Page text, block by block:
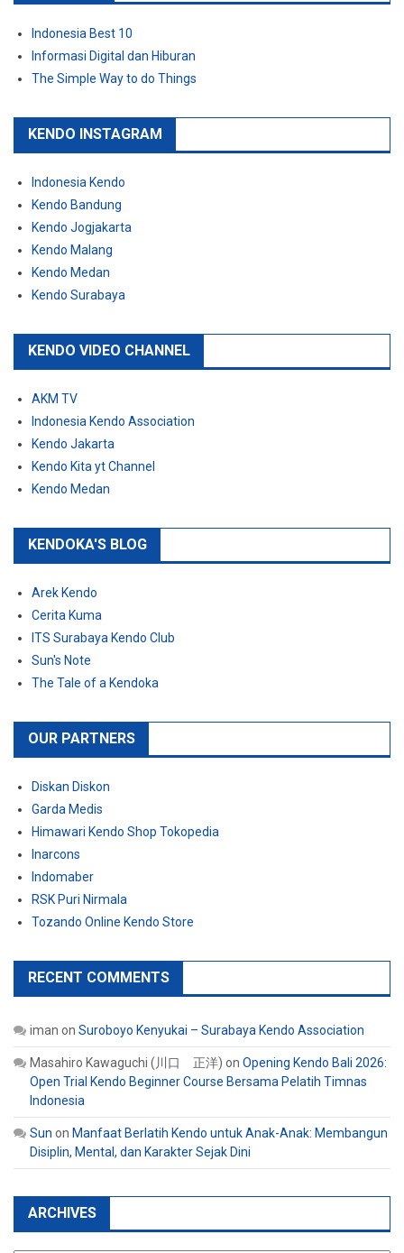
Indonesia Best 10
Informasi Digital dan Hiburan
The Simple Way to do Things
KENDO INSTAGRAM
Indonesia Kendo
Kendo Bandung
Kendo Jogjakarta
Kendo Malang
Kendo Medan
Kendo Surabaya
KENDO VIDEO CHANNEL
AKM TV
Indonesia Kendo Association
Kendo Jakarta
Kendo Kita yt Channel
Kendo Medan
KENDOKA'S BLOG
Arek Kendo
Cerita Kuma
ITS Surabaya Kendo Club
Sun's Note
The Tale of a Kendoka
OUR PARTNERS
Diskan Diskon
Garda Medis
Himawari Kendo Shop Tokopedia
Inarcons
Indomaber
RSK Puri Nirmala
Tozando Online Kendo Store
RECENT COMMENTS
iman on Suroboyo Kenyukai – Surabaya Kendo Association
Masahiro Kawaguchi (川口 正洋) on Opening Kendo Bali 2026:
Open Trial Kendo Beginner Course Bersama Pelatih Timnas
Indonesia
Sun on Manfaat Berlatih Kendo untuk Anak-Anak: Membangun
Disiplin, Mental, dan Karakter Sejak Dini
ARCHIVES